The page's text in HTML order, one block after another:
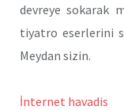
devreye sokarak
tiyatro eserlerini
Meydan sizin.
İnternet havadis